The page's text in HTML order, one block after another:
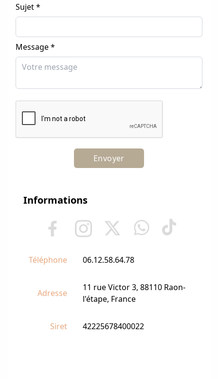
Sujet *
Message *
Envoyer
Informations
Téléphone 06.12.58.64.78
Adresse
11 rue Victor 3, 88110 Raon-
l'étape, France
Siret 42225678400022